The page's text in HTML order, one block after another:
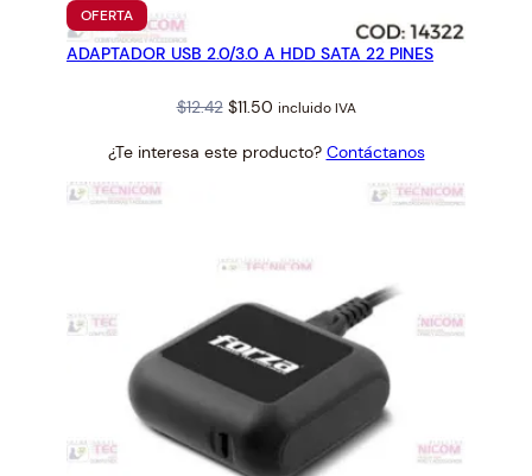
OFERTAPRODUCTO
EN
OFERTA
ADAPTADOR USB 2.0/3.0 A HDD SATA 22 PINES
$12.42 Original
was:
$11.50Current
is:
incluido IVA
¿Te interesa este producto? Contáctanos